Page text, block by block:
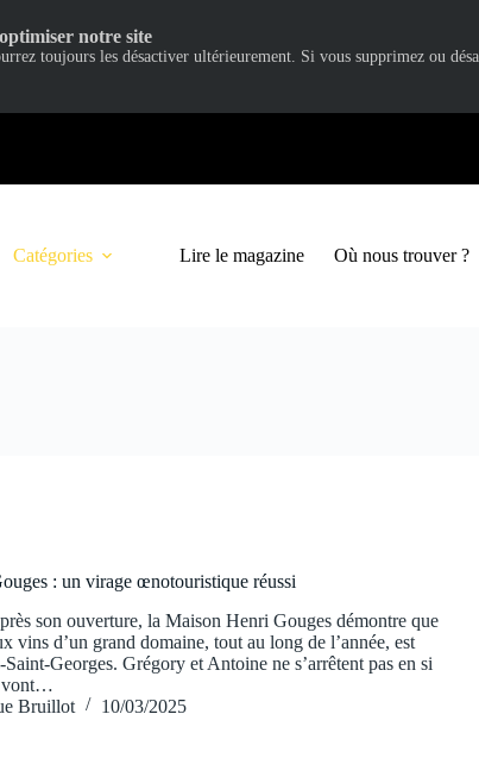
Catégories Lire le magazine Où nous trouver ?
: un virage œnotouristique réussi
son ouverture, la Maison Henri Gouges démontre que
vins d’un grand domaine, tout au long de l’année, est
Georges. Grégory et Antoine ne s’arrêtent pas en si
vont…
Bruillot
10/03/2025
notre site
toujours les désactiver ultérieurement. Si vous supprimez ou